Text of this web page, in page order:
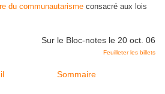
du communautarisme consacré aux lois
Sur le Bloc-notes le 20 oct. 06
Feuilleter les billets
Sommaire